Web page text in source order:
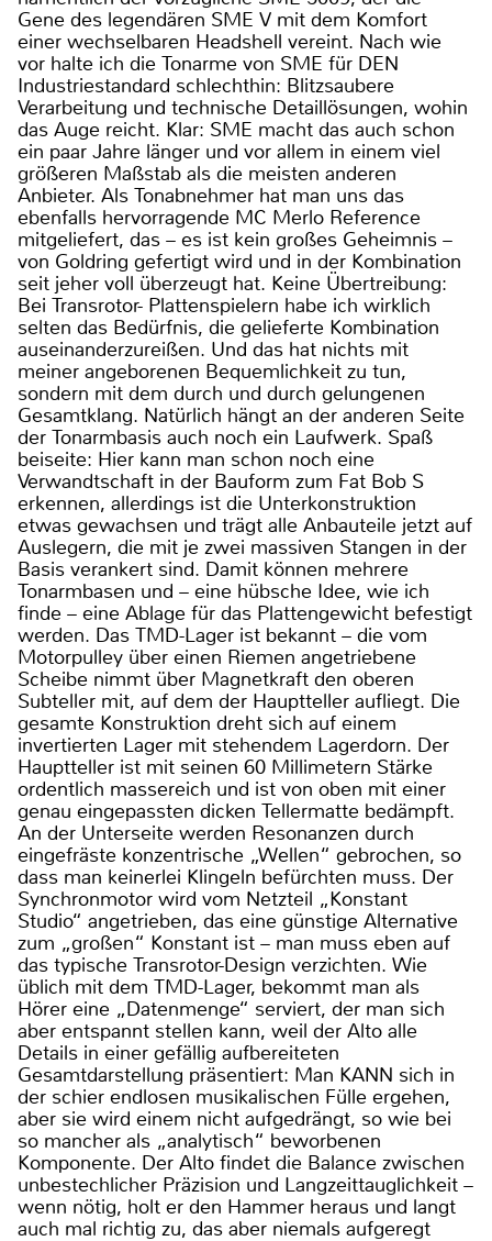
Gene des legendären SME V mit dem Komfort
einer wechselbaren Headshell vereint. Nach wie
vor halte ich die Tonarme von SME für DEN
Industriestandard schlechthin: Blitzsaubere
Verarbeitung und technische Detaillösungen, wohin
das Auge reicht. Klar: SME macht das auch schon
ein paar Jahre länger und vor allem in einem viel
größeren Maßstab als die meisten anderen
Anbieter. Als Tonabnehmer hat man uns das
ebenfalls hervorragende MC Merlo Reference
mitgeliefert, das – es ist kein großes Geheimnis –
von Goldring gefertigt wird und in der Kombination
seit jeher voll überzeugt hat. Keine Übertreibung:
Bei Transrotor- Plattenspielern habe ich wirklich
selten das Bedürfnis, die gelieferte Kombination
auseinanderzureißen. Und das hat nichts mit
meiner angeborenen Bequemlichkeit zu tun,
sondern mit dem durch und durch gelungenen
Gesamtklang. Natürlich hängt an der anderen Seite
der Tonarmbasis auch noch ein Laufwerk. Spaß
beiseite: Hier kann man schon noch eine
Verwandtschaft in der Bauform zum Fat Bob S
erkennen, allerdings ist die Unterkonstruktion
etwas gewachsen und trägt alle Anbauteile jetzt auf
Auslegern, die mit je zwei massiven Stangen in der
Basis verankert sind. Damit können mehrere
Tonarmbasen und – eine hübsche Idee, wie ich
finde – eine Ablage für das Plattengewicht befestigt
werden. Das TMD-Lager ist bekannt – die vom
Motorpulley über einen Riemen angetriebene
Scheibe nimmt über Magnetkraft den oberen
Subteller mit, auf dem der Hauptteller aufliegt. Die
gesamte Konstruktion dreht sich auf einem
invertierten Lager mit stehendem Lagerdorn. Der
Hauptteller ist mit seinen 60 Millimetern Stärke
ordentlich massereich und ist von oben mit einer
genau eingepassten dicken Tellermatte bedämpft.
An der Unterseite werden Resonanzen durch
eingefräste konzentrische „Wellen“ gebrochen, so
dass man keinerlei Klingeln befürchten muss. Der
Synchronmotor wird vom Netzteil „Konstant
Studio“ angetrieben, das eine günstige Alternative
zum „großen“ Konstant ist – man muss eben auf
das typische Transrotor-Design verzichten. Wie
üblich mit dem TMD-Lager, bekommt man als
Hörer eine „Datenmenge“ serviert, der man sich
aber entspannt stellen kann, weil der Alto alle
Details in einer gefällig aufbereiteten
Gesamtdarstellung präsentiert: Man KANN sich in
der schier endlosen musikalischen Fülle ergehen,
aber sie wird einem nicht aufgedrängt, so wie bei
so mancher als „analytisch“ beworbenen
Komponente. Der Alto findet die Balance zwischen
unbestechlicher Präzision und Langzeittauglichkeit –
wenn nötig, holt er den Hammer heraus und langt
auch mal richtig zu, das aber niemals aufgeregt